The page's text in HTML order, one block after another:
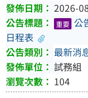
2026-
重要 公
日程表
最新消
試務組
104